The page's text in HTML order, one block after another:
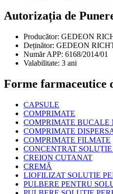
Autorizația de
Producător: GEDEON
Deținător: GEDEON
Număr APP: 6168/2014/01
Valabilitate: 3 ani
Forme farmaceutice
CAPSULE
COMPRIMATE
COMPRIMATE BUCALE
COMPRIMATE
COMPRIMATE FILMATE
CONCENTRAT
CREION CUTANAT
CREMĂ
LIOFILIZAT SOLUȚIE
PULBERE PENTRU